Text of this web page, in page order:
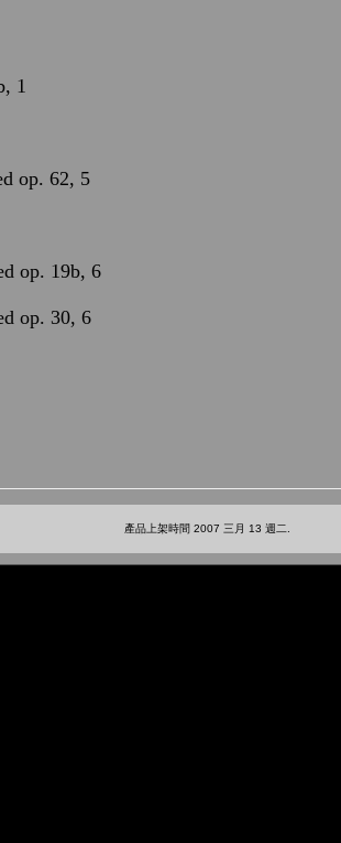
1
op. 62, 5
op. 19b, 6
op. 30, 6
產品上架時間 2007 三月 13 週二.